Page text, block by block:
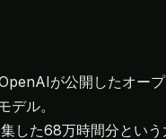
が公開したオー
デル。
した68万時間分とい